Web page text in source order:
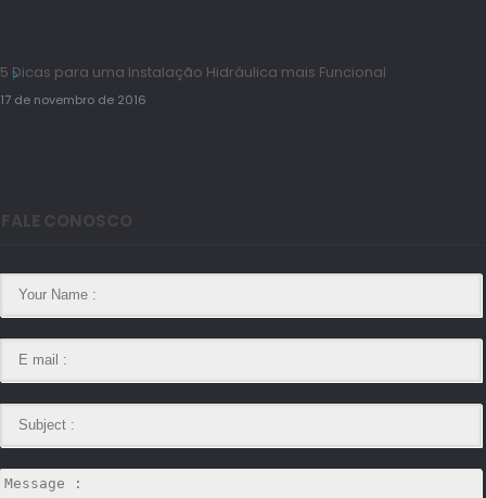
5 Dicas para uma Instalação Hidráulica mais Funcional
17 de novembro de 2016